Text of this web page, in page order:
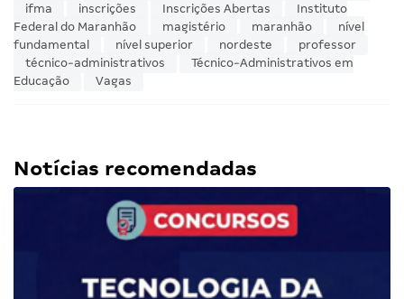
ifma
inscrições Inscrições Abertas
Instituto
Federal do Maranhão
magistério maranhão
nível
fundamental
nível superior nordeste
professor
técnico-administrativos
Técnico-Administrativos em
Educação
Vagas
Notícias recomendadas